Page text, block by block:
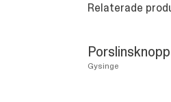
Relaterade
Gysinge